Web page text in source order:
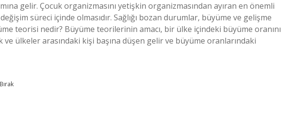
gelir. Çocuk organizmasını yetişkin organizmasından ayıran en önemli
süreci içinde olmasıdır. Sağlığı bozan durumlar, büyüme ve gelişme
teorisi nedir? Büyüme teorilerinin amacı, bir ülke içindeki büyüme oranını
ülkeler arasındaki kişi başına düşen gelir ve büyüme oranlarındaki